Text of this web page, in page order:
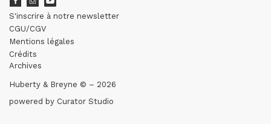
S'inscrire à notre newsletter
CGU/CGV
Mentions légales
Crédits
Archives
Huberty & Breyne © – 2026
powered by Curator Studio